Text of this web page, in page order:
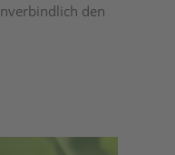
den